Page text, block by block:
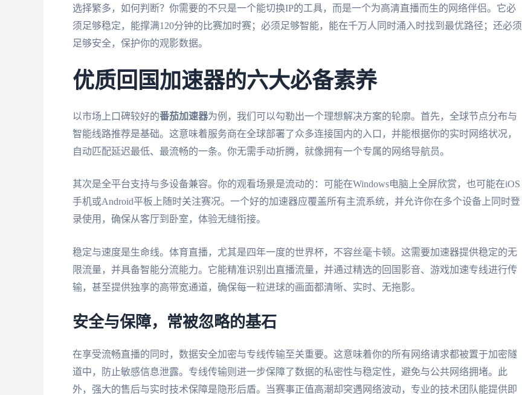
选择繁多，如何判断？你需要的不只是一个能切换IP的工具，而是一个为高清直播而生的网络伴侣。它必
须足够稳定，能撑满120分钟的比赛加时赛；必须足够智能，能在千万人同时涌入时找到最优路径；还必须
足够安全，保护你的观影数据。
优质回国加速器的六大必备素养
以市场上口碑较好的番茄加速器为例，我们可以勾勒出一个理想解决方案的轮廓。首先，全球节点分布与
智能线路推荐是基础。这意味着服务商在全球部署了众多连接国内的入口，并能根据你的实时网络状况，
自动匹配延迟最低、最流畅的一条。你无需手动折腾，就像拥有一个专属的网络导航员。
其次是全平台支持与多设备兼容。你的观看场景是流动的：可能在Windows电脑上全屏欣赏，也可能在iOS
手机或Android平板上随时关注赛况。一个好的加速器应覆盖所有主流系统，并允许你在多个设备上同时登
录使用，确保从客厅到卧室，体验无缝衔接。
稳定与速度是生命线。体育直播，尤其是四年一度的世界杯，不容丝毫卡顿。这需要加速器提供稳定的无
限流量，并具备智能分流能力。它能精准识别出直播流量，并通过精选的回国影音、游戏加速专线进行传
输，甚至提供独享的高带宽通道，确保每一粒进球的画面都清晰、实时、无拖影。
安全与保障，常被忽略的基石
在享受流畅直播的同时，数据安全加密与专线传输至关重要。这意味着你的所有网络请求都被置于加密隧
道中，防止敏感信息泄露。专线传输则进一步保障了数据的私密性与稳定性，避免与公共网络拥堵。此
外，强大的售后与实时技术保障是隐形后盾。当赛事正值高潮却突遇网络波动，专业的技术团队能提供即